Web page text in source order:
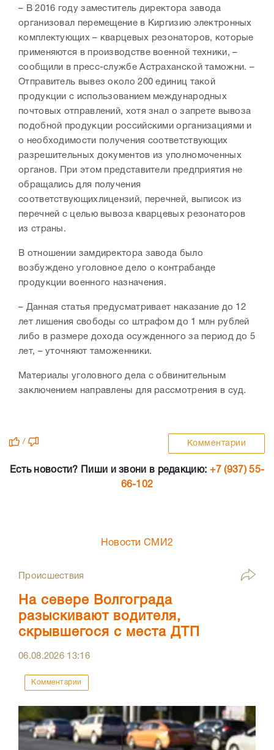
– В 2016 году заместитель директора завода
организовал перемещение в Киргизию электронных
комплектующих – кварцевых резонаторов, которые
применяются в производстве военной техники, –
сообщили в пресс-службе Астраханской таможни. –
Отправитель вывез около 200 единиц такой
продукции с использованием международных
почтовых отправлений, хотя знал о запрете вывоза
подобной продукции российскими организациями и
о необходимости получения соответствующих
разрешительных документов из уполномоченных
органов. При этом представители предприятия не
обращались для получения
соответствующихлицензий, перечней, выписок из
перечней с целью вывоза кварцевых резонаторов
из страны.
В отношении замдиректора завода было
возбуждено уголовное дело о контрабанде
продукции военного назначения.
– Данная статья предусматривает наказание до 12
лет лишения свободы со штрафом до 1 млн рублей
либо в размере дохода осужденного за период до 5
лет, – уточняют таможенники.
Материалы уголовного дела с обвинительным
заключением направлены для рассмотрения в суд.
/ Комментарии
Есть новости? Пиши и звони в редакцию: +7 (937) 55-
66-102
Новости СМИ2
Происшествия
На севере Волгограда
разыскивают водителя,
скрывшегося с места ДТП
06.08.2026 13:16
Комментарии